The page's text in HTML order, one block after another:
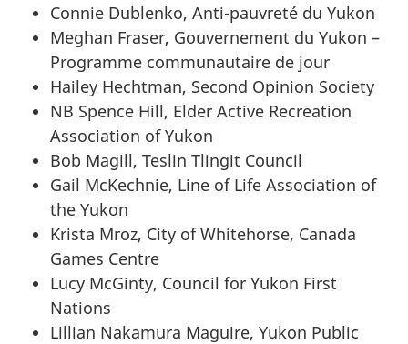
Connie Dublenko, Anti-pauvreté du Yukon
Meghan Fraser, Gouvernement du Yukon –
Programme communautaire de jour
Hailey Hechtman, Second Opinion Society
NB Spence Hill, Elder Active Recreation
Association of Yukon
Bob Magill, Teslin Tlingit Council
Gail McKechnie, Line of Life Association of
the Yukon
Krista Mroz, City of Whitehorse, Canada
Games Centre
Lucy McGinty, Council for Yukon First
Nations
Lillian Nakamura Maguire, Yukon Public